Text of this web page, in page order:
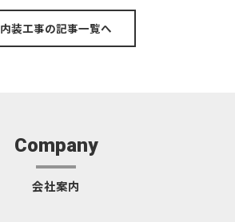
内装工事の記事一覧へ
Company
会社案内